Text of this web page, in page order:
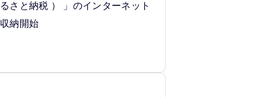
るさと納税 ） 」のインターネット
収納開始